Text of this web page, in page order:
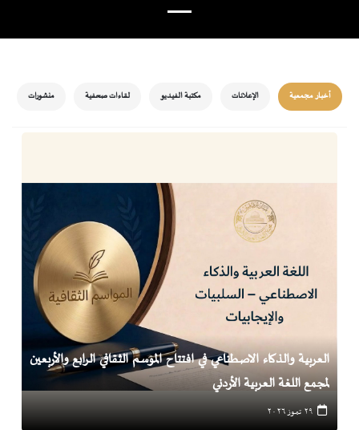
أخبار مجمعية الإعلانات مكتبة الفيديو لقاءات صحفية منشورات
العربية والذكاء الاصطناعي في افتتاح الموسم الثقافي الرابع والأربعين
لمجمع اللغة العربية الأردني
٢٩ تموز ٢٠٢٦